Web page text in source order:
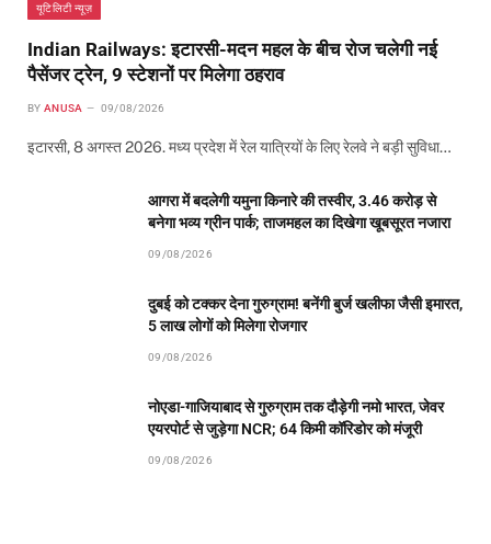
यूटिलिटी न्यूज़
Indian Railways: इटारसी-मदन महल के बीच रोज चलेगी नई
पैसेंजर ट्रेन, 9 स्टेशनों पर मिलेगा ठहराव
BY ANUSA 09/08/2026
इटारसी, 8 अगस्त 2026. मध्य प्रदेश में रेल यात्रियों के लिए रेलवे ने बड़ी सुविधा…
आगरा में बदलेगी यमुना किनारे की तस्वीर, 3.46 करोड़ से
बनेगा भव्य ग्रीन पार्क; ताजमहल का दिखेगा खूबसूरत नजारा
09/08/2026
दुबई को टक्कर देना गुरुग्राम! बनेंगी बुर्ज खलीफा जैसी इमारत,
5 लाख लोगों को मिलेगा रोजगार
09/08/2026
नोएडा-गाजियाबाद से गुरुग्राम तक दौड़ेगी नमो भारत, जेवर
एयरपोर्ट से जुड़ेगा NCR; 64 किमी कॉरिडोर को मंजूरी
09/08/2026